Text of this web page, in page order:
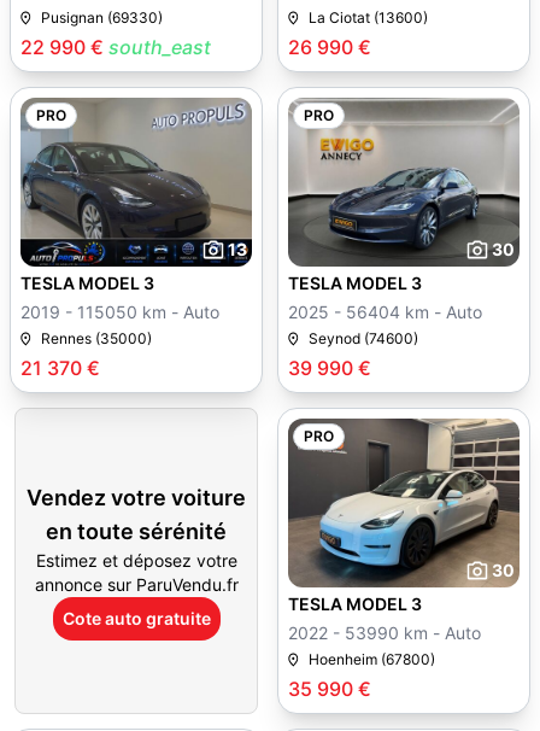
22 990 € south_east
Pusignan (69330)
26 990 €
La Ciotat (13600)
PRO
13
21 370 €
TESLA MODEL 3
2019 - 115050 km - Auto
Rennes (35000)
PRO
30
39 990 €
TESLA MODEL 3
2025 - 56404 km - Auto
Seynod (74600)
Vendez votre voiture
en toute sérénité
Estimez et déposez votre
annonce sur ParuVendu.fr
Cote auto gratuite
PRO
30
35 990 €
TESLA MODEL 3
2022 - 53990 km - Auto
Hoenheim (67800)